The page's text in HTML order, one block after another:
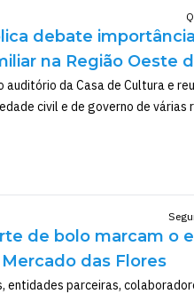
debate
na Região Oeste
auditório da Casa de Cultura e
civil e de governo de várias
de bolo marcam o
das Flores
entidades parceiras,